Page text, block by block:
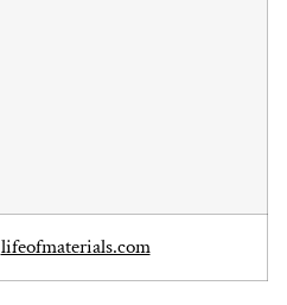
lifeofmaterials.com